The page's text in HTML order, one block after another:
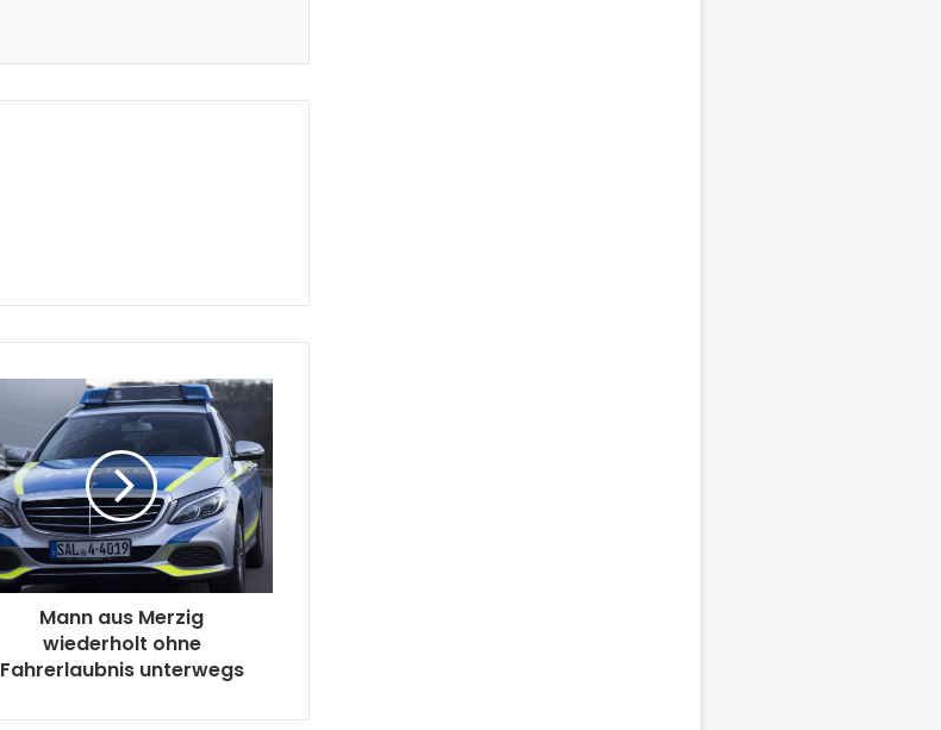
Mann aus Merzig
wiederholt ohne
Fahrerlaubnis unterwegs